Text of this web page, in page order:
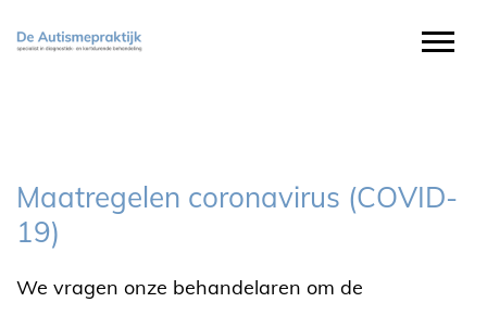
Maatregelen coronavirus (COVID-
19)
We vragen onze behandelaren om de